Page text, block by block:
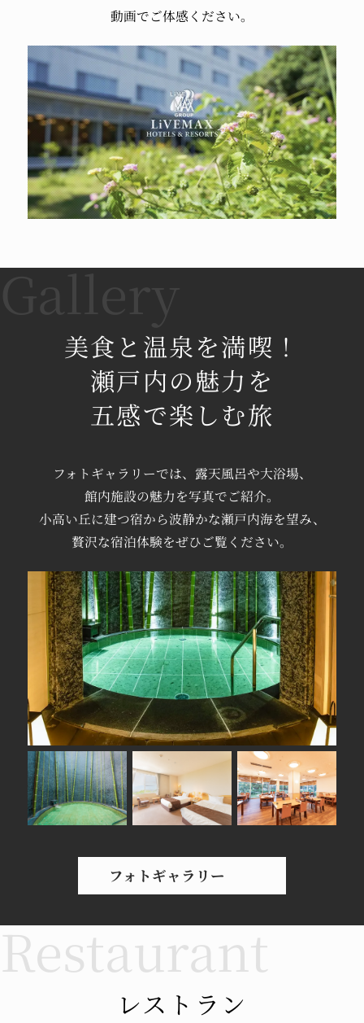
動画でご体感ください。
美食と温泉を満喫！
瀬戸内の魅力を
五感で楽しむ旅
フォトギャラリーでは、 露天風呂や大浴場、
館内施設の魅力を写真でご紹介。
小高い丘に建つ宿から波静かな瀬戸内海を望み、
贅沢な宿泊体験をぜひご覧ください。
フォトギャラリー
レストラン